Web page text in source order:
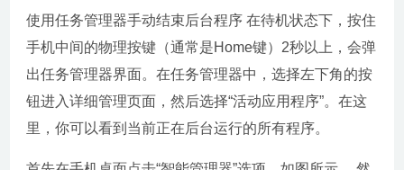
使用任务管理器手动结束后台程序 在待机状态下，按住
手机中间的物理按键（通常是Home键）2秒以上，会弹
出任务管理器界面。在任务管理器中，选择左下角的按
钮进入详细管理页面，然后选择“活动应用程序”。在这
里，你可以看到当前正在后台运行的所有程序。